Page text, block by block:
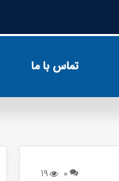
تماس با ما
0
19